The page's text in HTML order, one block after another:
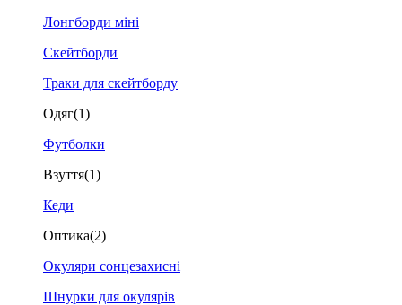
Лонгборди міні
Скейтборди
Траки для скейтборду
Одяг(1)
Футболки
Взуття(1)
Кеди
Оптика(2)
Окуляри сонцезахисні
Шнурки для окулярів